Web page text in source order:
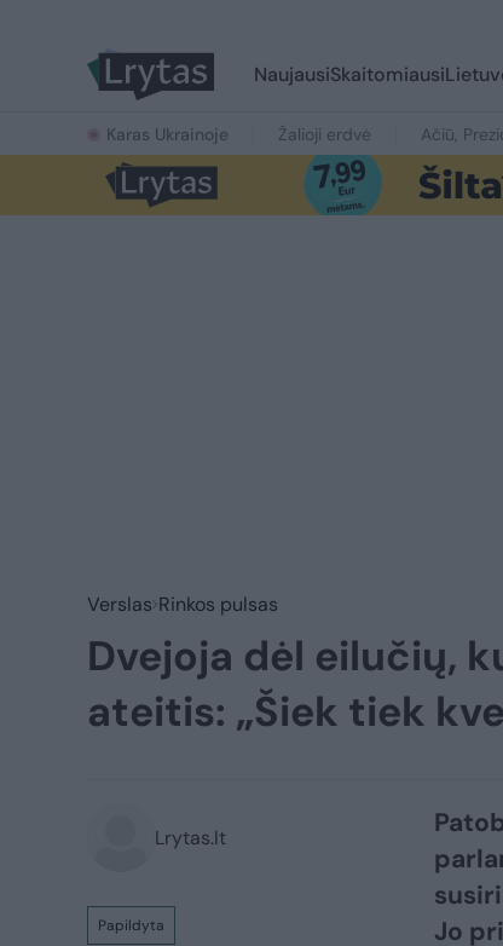
NaujausiSkaitomiausi
Karas Ukrainoje Žalioji erdvė Ačiū,
Verslas Rinkos pulsas
Dvejoja dėl eilučių,
ateitis: „Šiek tiek
Lrytas.lt
Papildyta
Jo